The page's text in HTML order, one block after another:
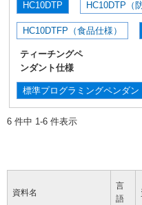
HC10DTP HC10DTP（
HC10DTFP（食品仕様）
ティーチングペ
ンダント仕様
標準プログラミングペンダン
6 件中 1-6 件表示
資料名
言
語